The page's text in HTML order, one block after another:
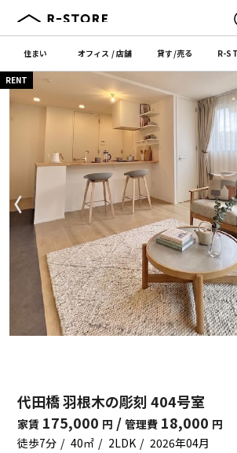
住まい オフィス /店舗 貸す/売る R-
〈
RENT
代田橋 羽根木の彫刻 404号室
家賃 175,000 円 /管理費 18,000 円
徒歩7分
40㎡ 2LDK 2026年04月